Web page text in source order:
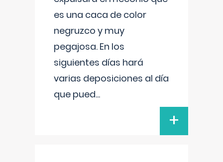
es una caca de color
negruzco y muy
pegajosa. En los
siguientes días hará
varias deposiciones al día
que pued...
+